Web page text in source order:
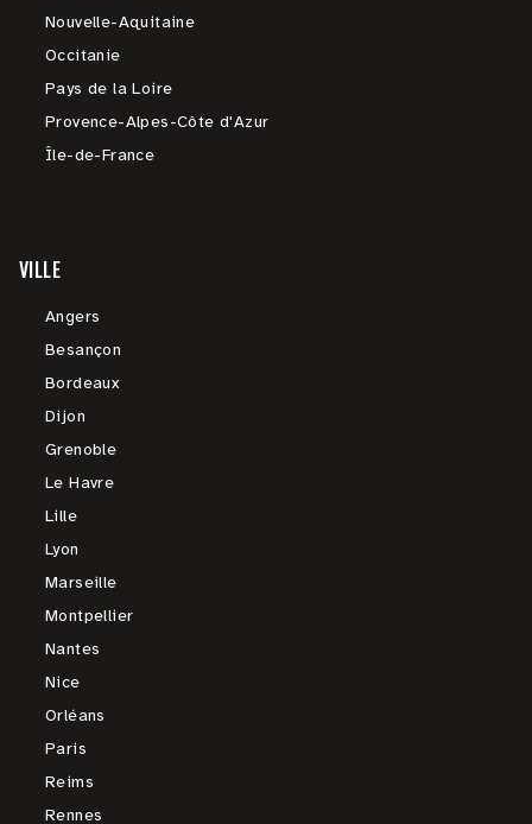
Nouvelle-Aquitaine
Occitanie
Pays de la Loire
Provence-Alpes-Côte d'Azur
Île-de-France
VILLE
Angers
Besançon
Bordeaux
Dijon
Grenoble
Le Havre
Lille
Lyon
Marseille
Montpellier
Nantes
Nice
Orléans
Paris
Reims
Rennes